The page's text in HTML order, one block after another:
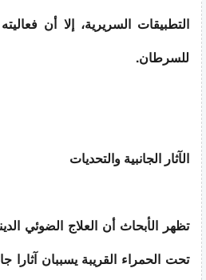
التطبيقات السريرية، إلا أن
للسرطان.
الآثار الجانبية والتحديات
تظهر الأبحاث أن العلاج الضوئي
تحت الحمراء القريبة يسببان آثارا